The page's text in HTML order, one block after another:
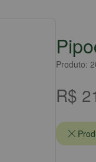
Produto:
R$